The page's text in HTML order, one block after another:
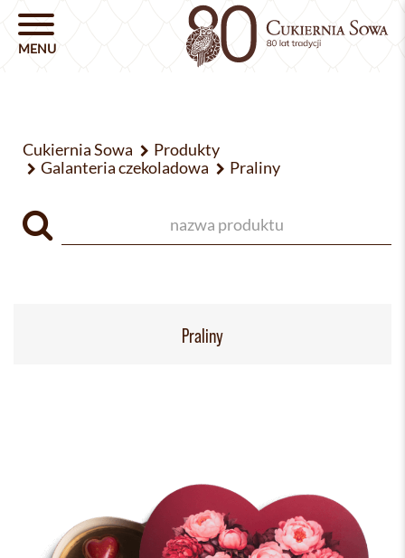
Cukiernia Sowa
Produkty
Galanteria czekoladowa
Praliny
Praliny